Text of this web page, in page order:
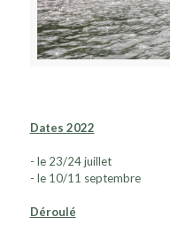
Dates 2022
- le 23/24 juillet
- le 10/11 septembre
Déroulé